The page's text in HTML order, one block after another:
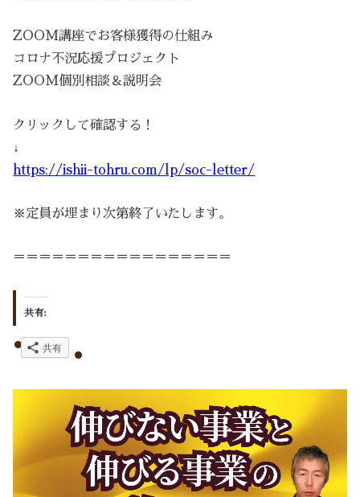
ZOOM講座でお客様獲得の仕組み
コロナ不況応援プロジェクト
ZOOM個別相談＆説明会
クリックして確認する！
↓
https://ishii-tohru.com/lp/soc-letter/
※定員が埋まり次第終了いたします。
＝＝＝＝＝＝＝＝＝＝＝＝＝＝＝＝＝
共有:
共有